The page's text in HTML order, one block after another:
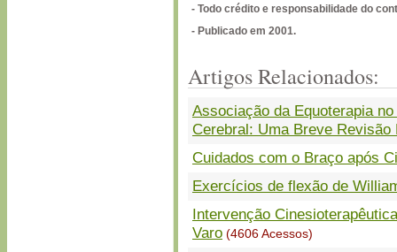
- Todo crédito e responsabilidade do
- Publicado em 2001.
Artigos Relacionados:
Associação da Equoterapia
Cerebral: Uma Breve Revisão
Cuidados com o Braço após
Exercícios de flexão de
Intervenção
Varo (4606 Acessos)